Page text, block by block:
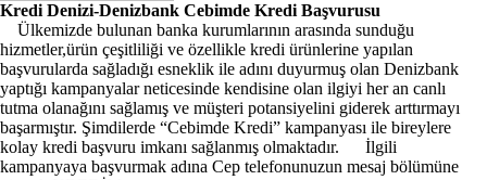
Kredi Denizi-Denizbank Cebimde Kredi Başvurusu
Ülkemizde bulunan banka kurumlarının arasında sunduğu
hizmetler,ürün çeşitliliği ve özellikle kredi ürünlerine yapılan
başvurularda sağladığı esneklik ile adını duyurmuş olan Denizbank
yaptığı kampanyalar neticesinde kendisine olan ilgiyi her an canlı
tutma olanağını sağlamış ve müşteri potansiyelini giderek arttırmayı
başarmıştır. Şimdilerde “Cebimde Kredi” kampanyası ile bireylere
kolay kredi başvuru imkanı sağlanmış olmaktadır. İlgili
kampanyaya başvurmak adına Cep telefonunuzun mesaj bölümüne